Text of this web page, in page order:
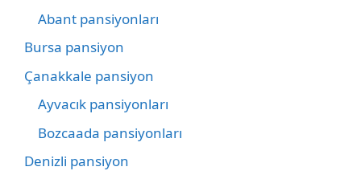
Abant pansiyonları
Bursa pansiyon
Çanakkale pansiyon
Ayvacık pansiyonları
Bozcaada pansiyonları
Denizli pansiyon